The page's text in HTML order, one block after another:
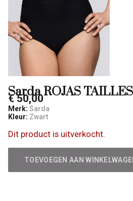
Sarda ROJAS
€ 50,00
Merk: Sarda
Kleur: Zwart
Dit product is uitverkocht.
TOEVOEGEN AAN